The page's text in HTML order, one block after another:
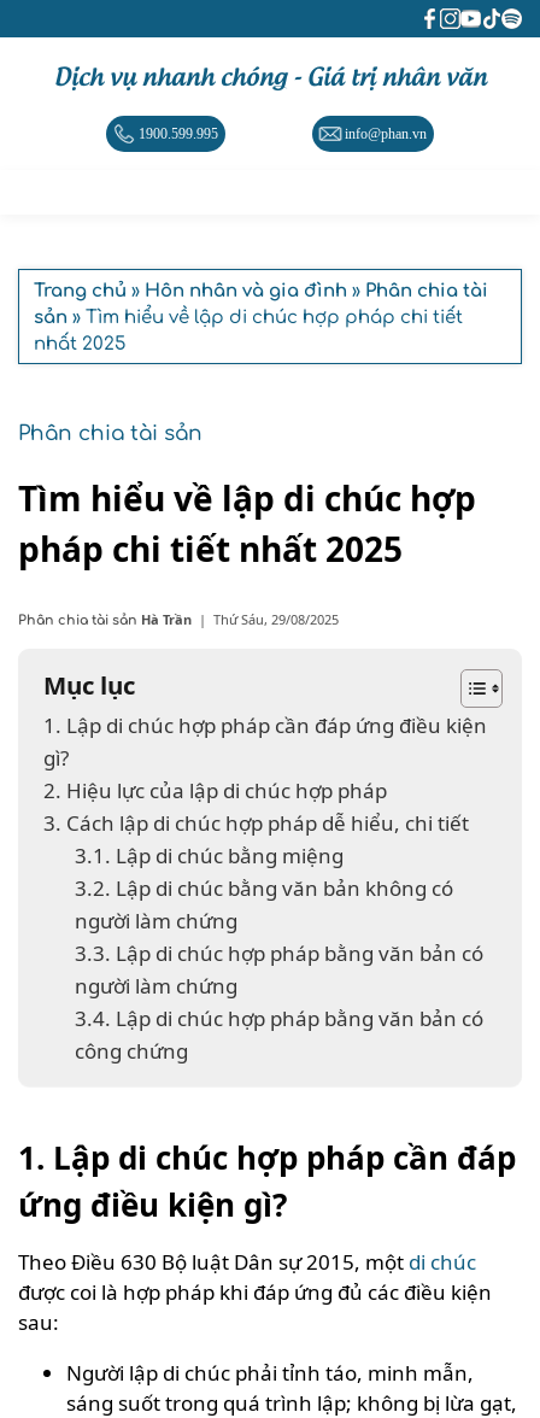
Dịch vụ nhanh chóng - Giá trị nhân văn
1900.599.995 info@phan.vn
Trang chủ » Hôn nhân và gia đình » Phân chia tài
sản » Tìm hiểu về lập di chúc hợp pháp chi tiết
nhất 2025
Phân chia tài sản
Tìm hiểu về lập di chúc hợp
pháp chi tiết nhất 2025
Phân chia tài sản Hà Trần | Thứ Sáu, 29/08/2025
Mục lục
1. Lập di chúc hợp pháp cần đáp ứng điều kiện
gì?
2. Hiệu lực của lập di chúc hợp pháp
3. Cách lập di chúc hợp pháp dễ hiểu, chi tiết
3.1. Lập di chúc bằng miệng
3.2. Lập di chúc bằng văn bản không có
người làm chứng
3.3. Lập di chúc hợp pháp bằng văn bản có
người làm chứng
3.4. Lập di chúc hợp pháp bằng văn bản có
công chứng
1. Lập di chúc hợp pháp cần đáp
ứng điều kiện gì?
Theo Điều 630 Bộ luật Dân sự 2015, một di chúc
được coi là hợp pháp khi đáp ứng đủ các điều kiện
sau:
Người lập di chúc phải tỉnh táo, minh mẫn,
sáng suốt trong quá trình lập; không bị lừa gạt,